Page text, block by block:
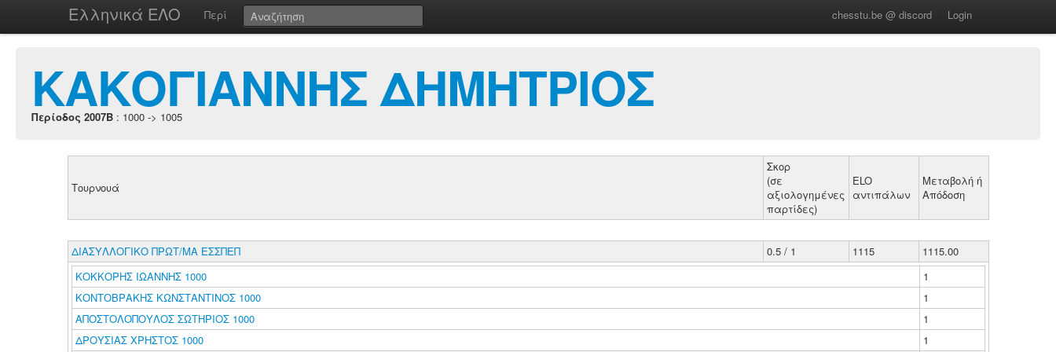
Ελληνικά ΕΛΟ Περί chesstu.be @ discord Login
ΚΑΚΟΓΙΑΝΝΗΣ ΔΗΜΗΤΡΙΟΣ
Περίοδος 2007B : 1000 -> 1005
Τουρνουά
Σκορ
(σε
αξιολογημένες
παρτίδες)
ELO
αντιπάλων
Μεταβολή ή
Απόδοση
ΔΙΑΣΥΛΛΟΓΙΚΟ ΠΡΩΤ/ΜΑ ΕΣΣΠΕΠ 0.5 / 1 1115
1115.00
ΚΟΚΚΟΡΗΣ ΙΩΑΝΝΗΣ 1000
1
ΚΟΝΤΟΒΡΑΚΗΣ ΚΩΝΣΤΑΝΤΙΝΟΣ 1000
1
ΑΠΟΣΤΟΛΟΠΟΥΛΟΣ ΣΩΤΗΡΙΟΣ 1000
1
ΔΡΟΥΣΙΑΣ ΧΡΗΣΤΟΣ 1000
1